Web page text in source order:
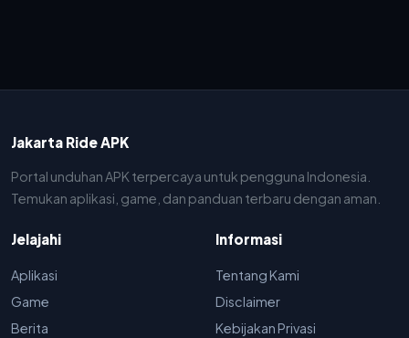
Jakarta Ride APK
Portal unduhan APK terpercaya untuk pengguna Indonesia.
Temukan aplikasi, game, dan panduan terbaru dengan aman.
Jelajahi
Aplikasi
Game
Berita
Informasi
Tentang Kami
Disclaimer
Kebijakan Privasi